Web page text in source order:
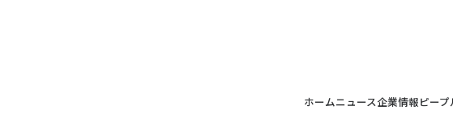
ホームニュース企業情報ピープ